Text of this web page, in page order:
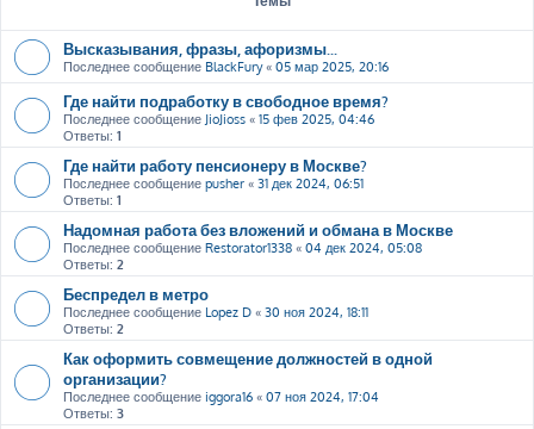
Высказывания, фразы, афоризмы...
Последнее сообщение BlackFury« 05 мар 2025, 20:16
Где найти подработку в свободное время?
Последнее сообщение JioJioss « 15 фев 2025, 04:46
Ответы: 1
Где найти работу пенсионеру в Москве?
Последнее сообщение pusher « 31 дек 2024, 06:51
Ответы: 1
Надомная работа без вложений и обмана в Москве
Последнее сообщение Restorator1338 « 04 дек 2024, 05:08
Ответы: 2
Беспредел в метро
Последнее сообщение Lopez D « 30 ноя 2024, 18:11
Ответы: 2
Как оформить совмещение должностей в одной
организации?
Последнее сообщение iggora16 « 07 ноя 2024, 17:04
Ответы: 3